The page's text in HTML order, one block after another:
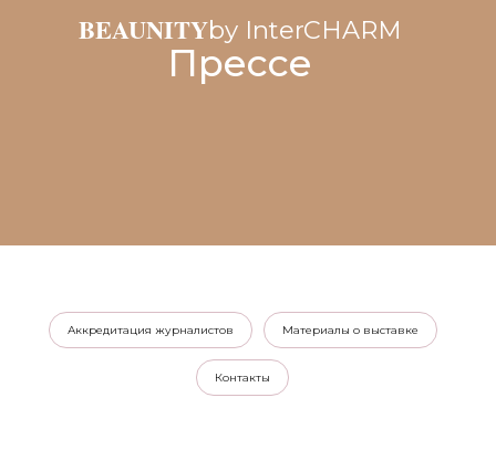
Аккредитация журналистов Материалы о выставке
Контакты